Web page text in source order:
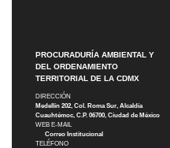
PROCURADURÍA AMBIENTAL Y
DEL ORDENAMIENTO
TERRITORIAL DE LA CDMX
DIRECCIÓN
Medellín 202, Col. Roma Sur, Alcaldía
Cuauhtémoc, C.P. 06700, Ciudad de México
WEB E-MAIL
Correo Institucional
TELÉFONO